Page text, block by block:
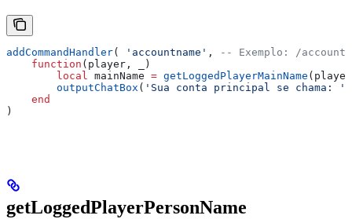
addCommandHandler( 'accountname' ,
-- Exemplo: /
    function
( player ,
)
        local
mainName = getLoggedPlayerMainName ( player
        outputChatBox
( 'Sua conta principal se chama: '
    end
)
getLoggedPlayerPersonName